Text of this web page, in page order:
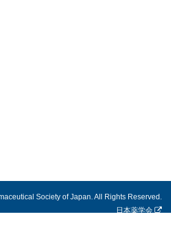
Society of Japan. All Rights Reserved.
日本薬学会